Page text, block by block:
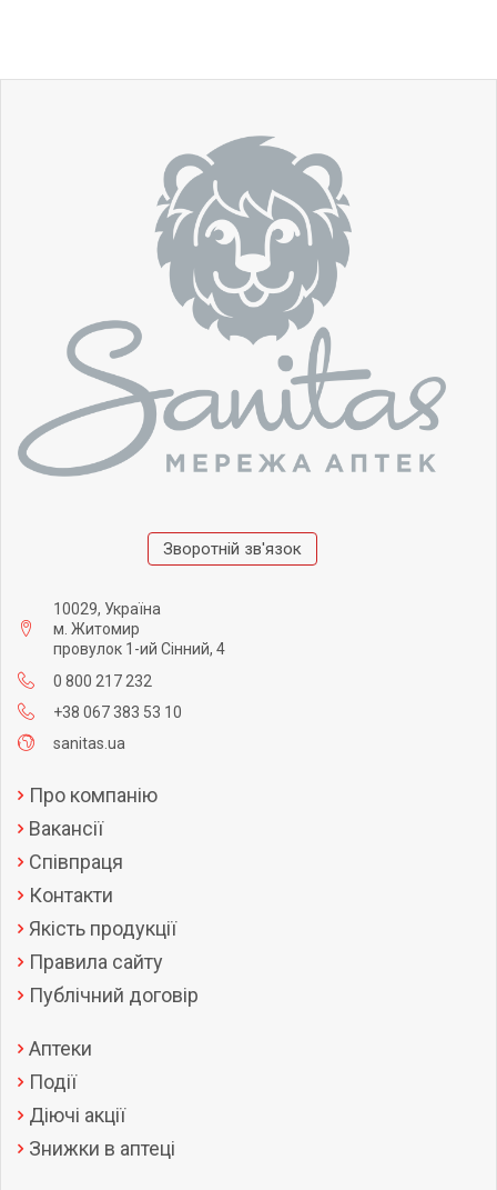
Зворотній зв'язок
10029, Україна
м. Житомир
провулок 1-ий Сінний, 4
0 800 217 232
+38 067 383 53 10
sanitas.ua
Про компанію
Вакансії
Співпраця
Контакти
Якість продукції
Правила сайту
Публічний договір
Аптеки
Події
Діючі акції
Знижки в аптеці